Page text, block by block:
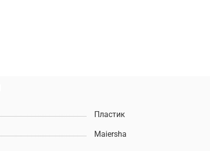
Пластик
Maiersha